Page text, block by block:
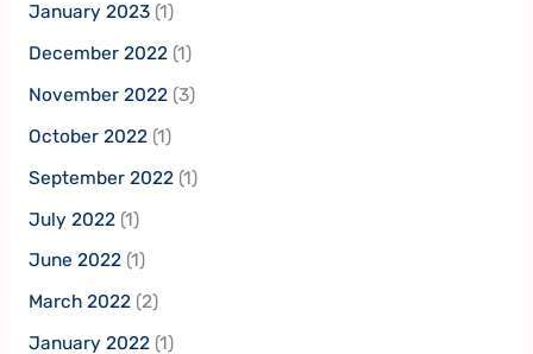
January 2023(1)
December 2022(1)
November 2022(3)
October 2022(1)
September 2022(1)
July 2022(1)
June 2022(1)
March 2022(2)
January 2022(1)